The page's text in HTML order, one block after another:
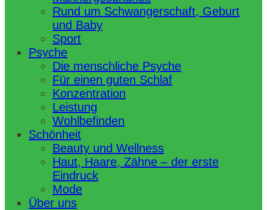
Rund um Schwangerschaft, Geburt
und Baby
Sport
Psyche
Die menschliche Psyche
Für einen guten Schlaf
Konzentration
Leistung
Wohlbefinden
Schönheit
Beauty und Wellness
Haut, Haare, Zähne – der erste
Eindruck
Mode
Über uns